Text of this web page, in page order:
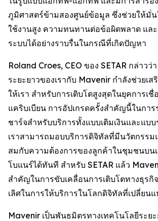
ภูมิศาสตร์ข้ามสองศูนย์ข้อมูล ซึ่งช่วยให้มั่
ใช้งานสูง ความทนทานต่อข้อผิดพลาด แล
ระบบได้อย่างราบรื่นในกรณีที่เกิดปัญหา
Roland Croes, CEO ของ SETAR กล่าว
ระยะยาวของเรากับ Mavenir กำลังช่วยเ
ให้เรา สำหรับการเติบโตสูงสุดในยุคการเ
แคริบเบียน การอัปเกรดครั้งสำคัญนี้ในการ
ชาร์จสำหรับบริการทั้งแบบเติมเงินและแบบ
เราสามารถมอบบริการดิจิทัลที่มีนวัตกรรม
สมกับความต้องการของลูกค้าในชุมชนบน
โบแนร์ได้ทันที สำหรับ SETAR แล้ว
สำคัญในการขับเคลื่อนการเติบโตทางธุรกิ
เลิศในการให้บริการในโลกดิจิทัลที่เปลี่ยนแ
Mavenir เป็นพันธมิตรทางเทคโนโลยีระย